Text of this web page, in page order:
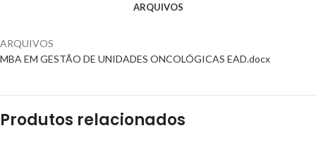
ARQUIVOS
ARQUIVOS
MBA EM GESTÃO DE UNIDADES ONCOLÓGICAS EAD.docx
Produtos relacionados